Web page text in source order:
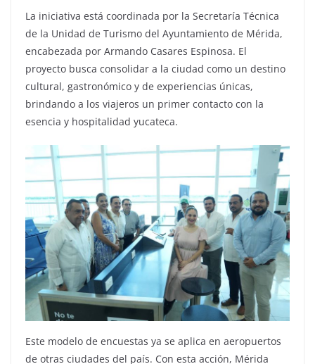
La iniciativa está coordinada por la Secretaría Técnica
de la Unidad de Turismo del Ayuntamiento de Mérida,
encabezada por Armando Casares Espinosa. El
proyecto busca consolidar a la ciudad como un destino
cultural, gastronómico y de experiencias únicas,
brindando a los viajeros un primer contacto con la
esencia y hospitalidad yucateca.
Este modelo de encuestas ya se aplica en aeropuertos
de otras ciudades del país. Con esta acción, Mérida